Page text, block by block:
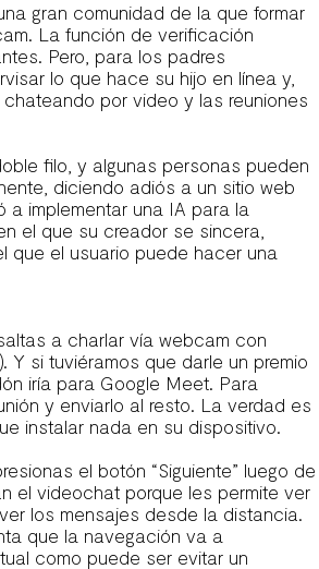
gran comunidad de la que formar
La función de verificación
Pero, para los padres
lo que hace su hijo en línea y,
por video y las reuniones
filo, y algunas personas pueden
diciendo adiós a un sitio web
implementar una IA para la
el que su creador se sincera,
que el usuario puede hacer una
a charlar vía webcam con
si tuviéramos que darle un premio
iría para Google Meet. Para
y enviarlo al resto. La verdad es
instalar nada en su dispositivo.
el botón “Siguiente” luego de
el videochat porque les permite ver
los mensajes desde la distancia.
que la navegación va a
como puede ser evitar un